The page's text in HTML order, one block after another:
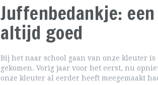
Juffenbedankje:
altijd goed
Bij het naar school gaan van onze kleuter is
gekomen. Vorig jaar voor het eerst, nu
onze kleuter al eerder heeft meegemaakt